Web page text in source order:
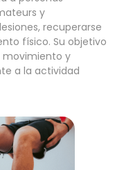
y
recuperarse
físico. Su objetivo
movimiento y
a la actividad